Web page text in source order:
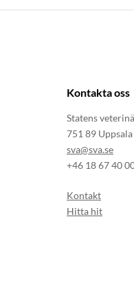
Kontakta oss
Statens
751 89 Uppsala
sva@sva.se
+46 18 67 40
Kontakt
Hitta hit